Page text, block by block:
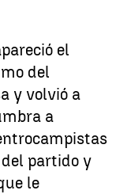
el
del
y volvió a
a
partido y
le